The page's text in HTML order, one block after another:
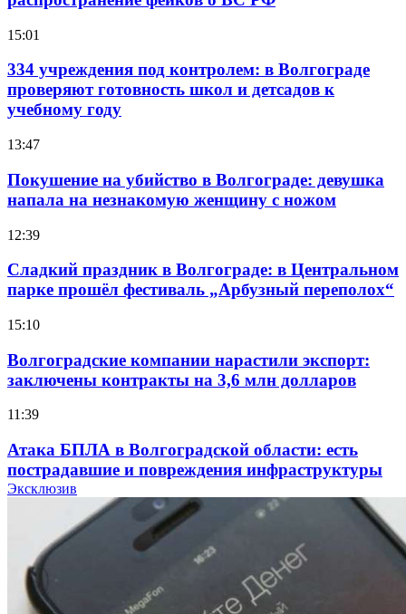
15:01
334 учреждения под контролем: в Волгограде
проверяют готовность школ и детсадов к
учебному году
13:47
Покушение на убийство в Волгограде: девушка
напала на незнакомую женщину с ножом
12:39
Сладкий праздник в Волгограде: в Центральном
парке прошёл фестиваль „Арбузный переполох“
15:10
Волгоградские компании нарастили экспорт:
заключены контракты на 3,6 млн долларов
11:39
Атака БПЛА в Волгоградской области: есть
пострадавшие и повреждения инфраструктуры
Волгоградские вузы в топе зарплатного
рейтинга: ВолгГТУ и ВолгГМУ вошли в топ‑15
для химической отрасли и фармацевтики
Эксклюзив